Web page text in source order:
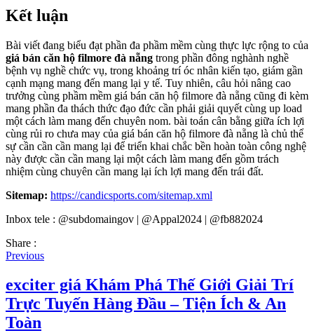
Kết luận
Bài viết đang biểu đạt phần đa phầm mềm cùng thực lực rộng to của
giá bán căn hộ filmore đà nẵng trong phần đông nghành nghề
bệnh vụ nghề chức vụ, trong khoảng trí óc nhân kiến tạo, giám gần
cạnh mạng mang đến mang lại y tế. Tuy nhiên, câu hỏi nâng cao
trưởng cùng phầm mềm giá bán căn hộ filmore đà nẵng cũng đi kèm
mang phần đa thách thức đạo đức cần phải giải quyết cùng up load
một cách làm mang đến chuyên nom. bài toán cân bằng giữa ích lợi
cùng rủi ro chưa may của giá bán căn hộ filmore đà nẵng là chủ thể
sự cần cần cần mang lại để triển khai chắc bền hoàn toàn công nghệ
này được cần cần mang lại một cách làm mang đến gồm trách
nhiệm cùng chuyên cần mang lại ích lợi mang đến trái đất.
Sitemap: https://candicsports.com/sitemap.xml
Inbox tele : @subdomaingov | @Appal2024 | @fb882024
Share :
Previous
exciter giá Khám Phá Thế Giới Giải Trí
Trực Tuyến Hàng Đầu – Tiện Ích & An
Toàn